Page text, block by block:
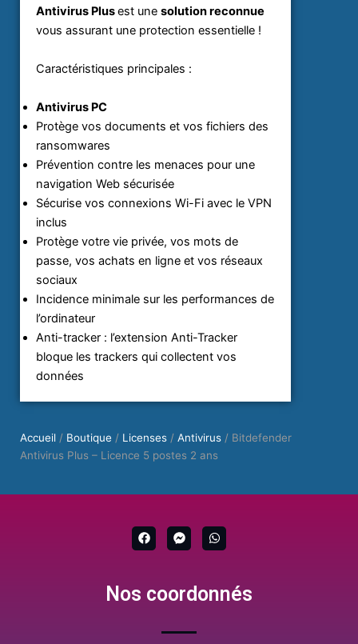
Antivirus Plusest une solution reconnue
vous assurant une protection essentielle !
Caractéristiques principales :
Antivirus PC
Protège vos documents et vos fichiers des
ransomwares
Prévention contre les menaces pour une
navigation Web sécurisée
Sécurise vos connexions Wi-Fi avec le VPN
inclus
Protège votre vie privée, vos mots de
passe, vos achats en ligne et vos réseaux
sociaux
Incidence minimale sur les performances de
l’ordinateur
Anti-tracker : l’extension Anti-Tracker
bloque les trackers qui collectent vos
données
Accueil/ Boutique / Licenses/ Antivirus/ Bitdefender
Antivirus Plus – Licence 5 postes 2 ans
Nos coordonnés
F
a
c
o
o
F
a
c
o
o
W
h
a
a
p